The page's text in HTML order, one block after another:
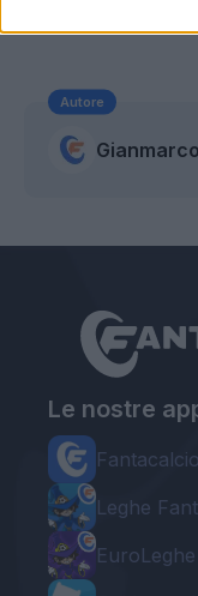
Autore
Le nostre
Leghe